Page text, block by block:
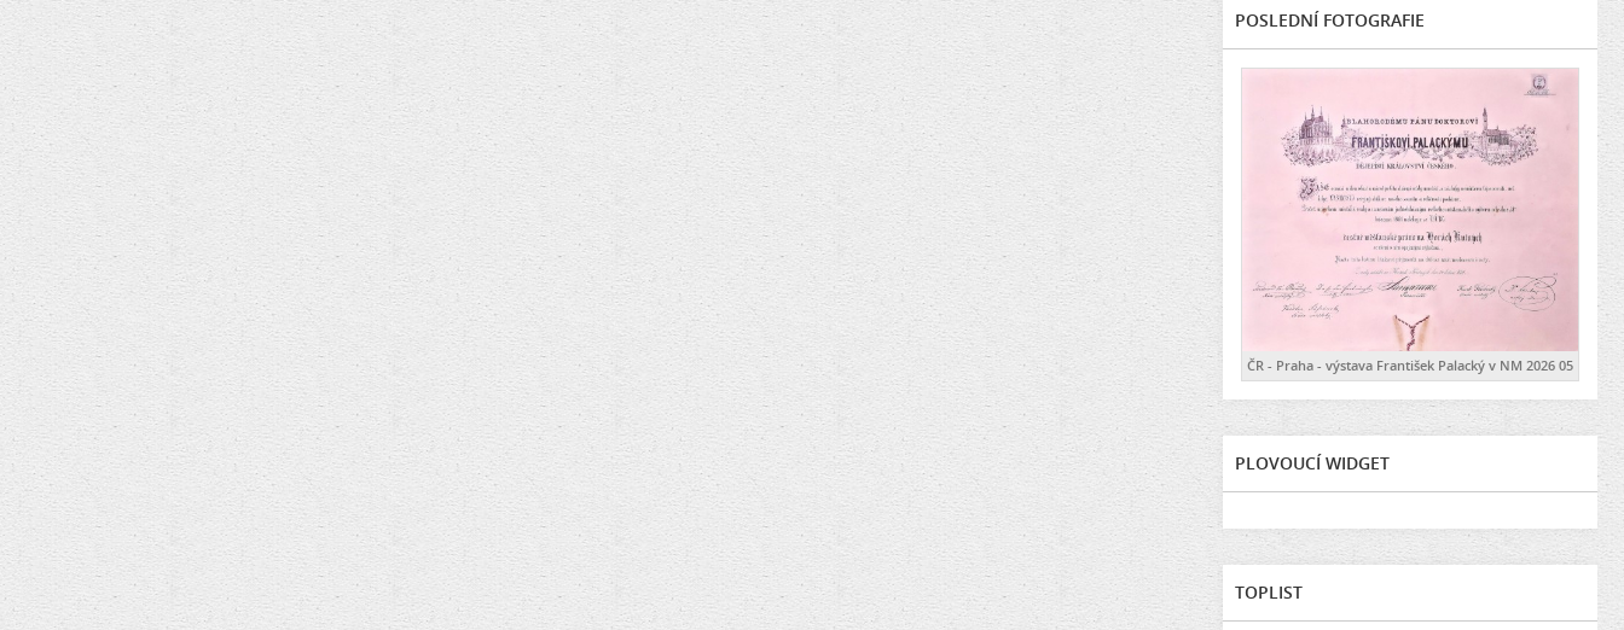
POSLEDNÍ FOTOGRAFIE
ČR - Praha - výstava František Palacký v NM 2026 05
PLOVOUCÍ WIDGET
TOPLIST